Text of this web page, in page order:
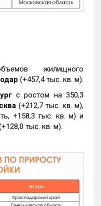
жилищного
(+457,4 тыс. кв. м).
с ростом на 350,3
(+212,7 тыс. кв. м),
+158,3 тыс. кв. м) и
тыс. кв. м).